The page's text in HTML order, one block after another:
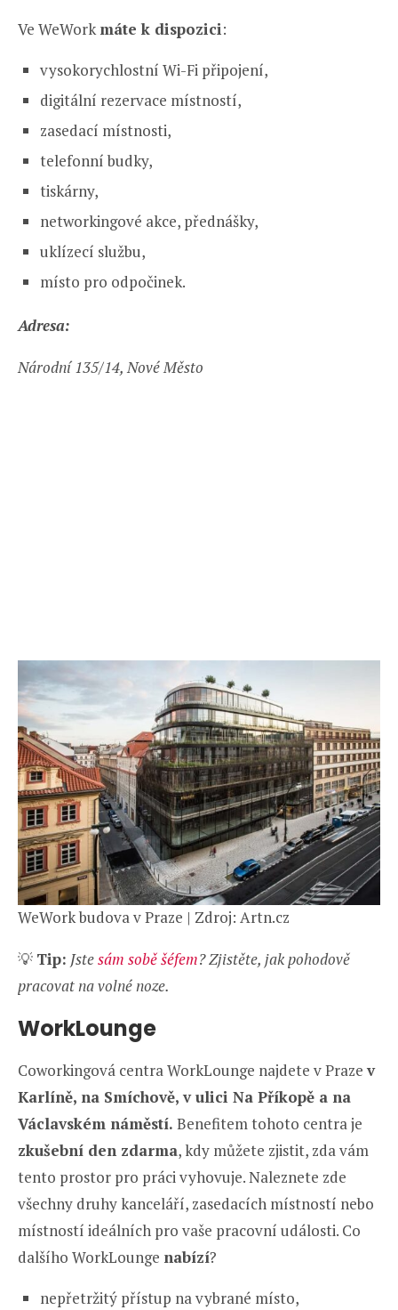
Ve WeWorkmáte k dispozici:
vysokorychlostní Wi-Fi připojení,
digitální rezervace místností,
zasedací místnosti,
telefonní budky,
tiskárny,
networkingové akce, přednášky,
uklízecí službu,
místo pro odpočinek.
Adresa:
Národní 135/14, Nové Město
WeWork budova v Praze | Zdroj: Artn.cz
💡 Tip: Jstesám sobě šéfem? Zjistěte, jak pohodově
pracovat na volné noze.
WorkLounge
Coworkingová centra WorkLounge najdete v Praze v
Karlíně, na Smíchově, v ulici Na Příkopě a na
Václavském náměstí. Benefitem tohoto centra je
zkušební den zdarma, kdy můžete zjistit, zda vám
tento prostor pro práci vyhovuje. Naleznete zde
všechny druhy kanceláří, zasedacích místností nebo
místností ideálních pro vaše pracovní události. Co
dalšího WorkLounge nabízí?
nepřetržitý přístup na vybrané místo,